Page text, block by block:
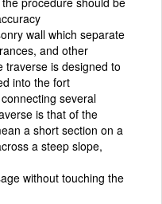
wall which separate
and other
traverse is designed to
into the fort
several
is that of the
a short section on a
a steep slope,
without touching the